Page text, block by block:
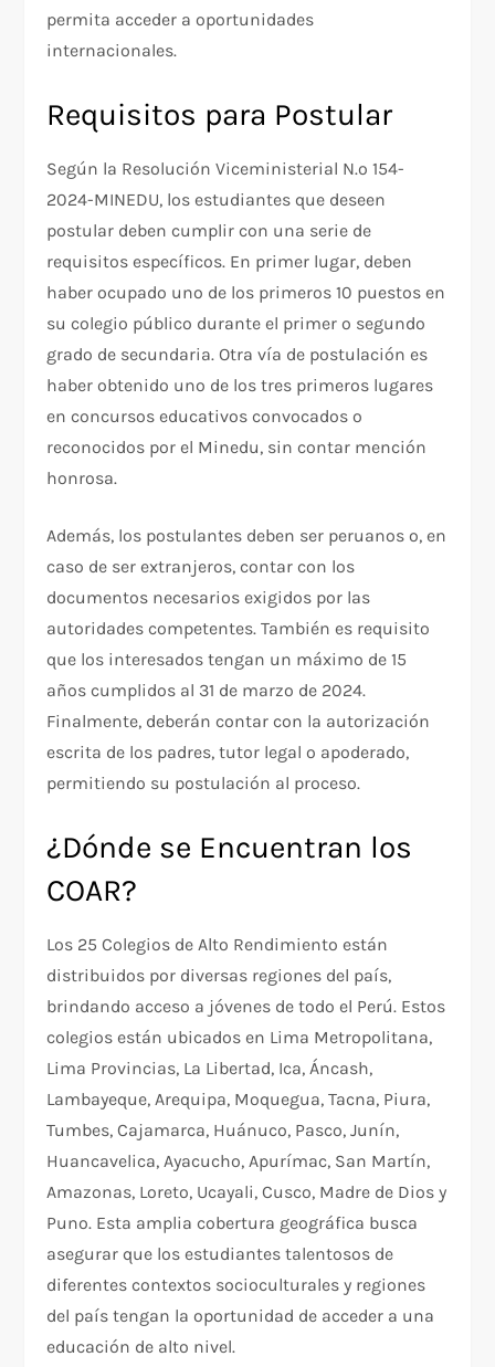
permita acceder a oportunidades
internacionales.
Requisitos para Postular
Según la Resolución Viceministerial N.º 154-
2024-MINEDU, los estudiantes que deseen
postular deben cumplir con una serie de
requisitos específicos. En primer lugar, deben
haber ocupado uno de los primeros 10 puestos en
su colegio público durante el primer o segundo
grado de secundaria. Otra vía de postulación es
haber obtenido uno de los tres primeros lugares
en concursos educativos convocados o
reconocidos por el Minedu, sin contar mención
honrosa.
Además, los postulantes deben ser peruanos o, en
caso de ser extranjeros, contar con los
documentos necesarios exigidos por las
autoridades competentes. También es requisito
que los interesados tengan un máximo de 15
años cumplidos al 31 de marzo de 2024.
Finalmente, deberán contar con la autorización
escrita de los padres, tutor legal o apoderado,
permitiendo su postulación al proceso.
¿Dónde se Encuentran los
COAR?
Los 25 Colegios de Alto Rendimiento están
distribuidos por diversas regiones del país,
brindando acceso a jóvenes de todo el Perú. Estos
colegios están ubicados en Lima Metropolitana,
Lima Provincias, La Libertad, Ica, Áncash,
Lambayeque, Arequipa, Moquegua, Tacna, Piura,
Tumbes, Cajamarca, Huánuco, Pasco, Junín,
Huancavelica, Ayacucho, Apurímac, San Martín,
Amazonas, Loreto, Ucayali, Cusco, Madre de Dios y
Puno. Esta amplia cobertura geográfica busca
asegurar que los estudiantes talentosos de
diferentes contextos socioculturales y regiones
del país tengan la oportunidad de acceder a una
educación de alto nivel.